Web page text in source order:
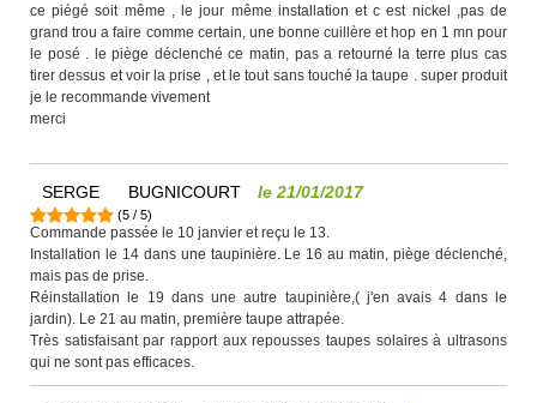
ce piégé soit même , le jour même installation et c est nickel ,pas de
grand trou a faire comme certain, une bonne cuillère et hop en 1 mn pour
le posé . le piège déclenché ce matin, pas a retourné la terre plus cas
tirer dessus et voir la prise , et le tout sans touché la taupe . super produit
je le recommande vivement
merci
SERGE BUGNICOURT le 21/01/2017
(5 / 5)
Commande passée le 10 janvier et reçu le 13.
Installation le 14 dans une taupinière. Le 16 au matin, piège déclenché,
mais pas de prise.
Réinstallation le 19 dans une autre taupinière,( j'en avais 4 dans le
jardin). Le 21 au matin, première taupe attrapée.
Très satisfaisant par rapport aux repousses taupes solaires à ultrasons
qui ne sont pas efficaces.